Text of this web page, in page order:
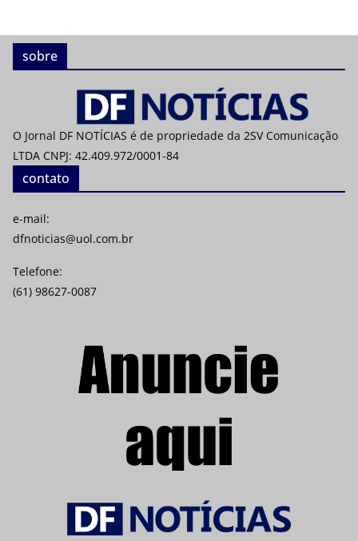
sobre
O Jornal DF NOTÍCIAS é de propriedade da 2SV Comunicação
LTDA CNPJ: 42.409.972/0001-84
contato
e-mail:
dfnoticias@uol.com.br
Telefone:
(61) 98627-0087